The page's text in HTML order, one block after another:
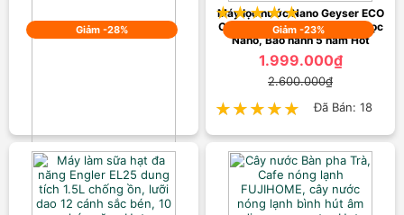
★★★★★
★★★★★ Đã Bán: 22
Giảm -28%
Máy nhào bột đánh trứng cỡ lớn
đa năng bát inox lít trộn salad 3
trong 1 toàn tự động Hot
1.699.000₫
Giảm -23%
Máy lọc nước Nano Geyser ECO
CRYSTAL, Công nghệ màng lọc
Nano, Bảo hành 5 năm Hot
1.999.000₫
2.600.000₫
★★★★★
★★★★★ Đã Bán: 18